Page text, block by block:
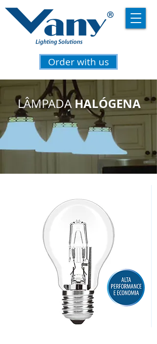
Order with us
LÂMPADAHALÓGENA